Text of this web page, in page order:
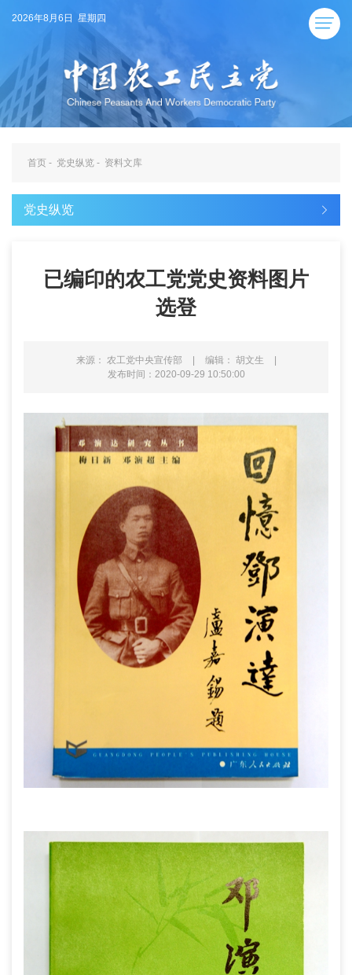
2026年8月6日 星期四
首页 - 党史纵览 - 资料文库
党史纵览
已编印的农工党党史资料图片
选登
来源： 农工党中央宣传部 | 编辑： 胡文生
|
发布时间：2020-09-29 10:50:00